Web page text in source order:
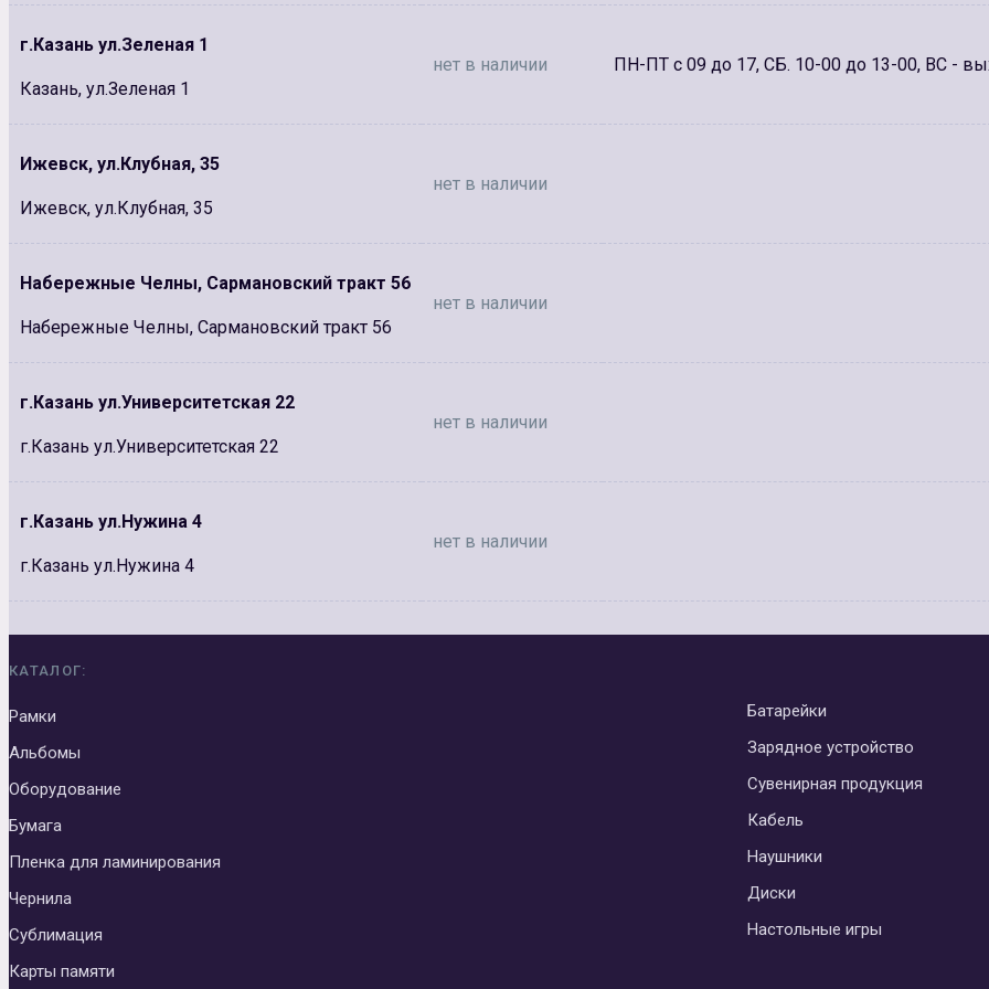
г.Казань ул.Зеленая 1
Казань, ул.Зеленая 1
нет в наличии ПН-ПТ с 09 до 17, СБ. 10-00 до 13-00, ВС -
Ижевск, ул.Клубная, 35
Ижевск, ул.Клубная, 35
нет в наличии
Набережные Челны, Сармановский тракт 56
Набережные Челны, Сармановский тракт 56
нет в наличии
г.Казань ул.Университетская 22
г.Казань ул.Университетская 22
нет в наличии
г.Казань ул.Нужина 4
г.Казань ул.Нужина 4
нет в наличии
КАТАЛОГ:
Рамки
Альбомы
Оборудование
Бумага
Пленка для ламинирования
Чернила
Сублимация
Карты памяти
Батарейки
Зарядное устройство
Сувенирная продукция
Кабель
Наушники
Диски
Настольные игры